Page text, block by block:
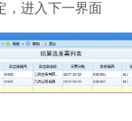
，进入下一界面